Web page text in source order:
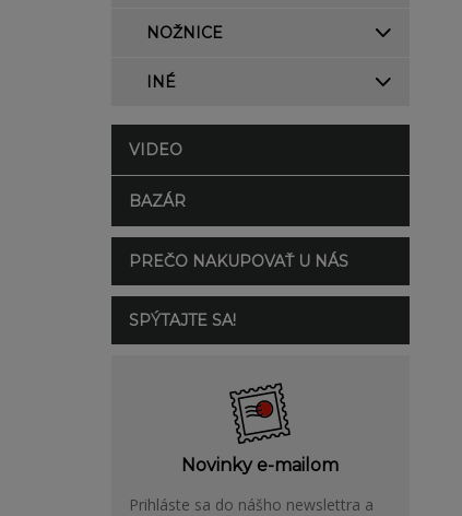
NOŽNICE
INÉ
VIDEO
BAZÁR
PREČO NAKUPOVAŤ U NÁS
SPÝTAJTE SA!
Novinky e-mailom
Prihláste sa do nášho newslettra a